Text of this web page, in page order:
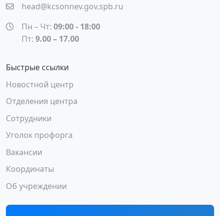
head@kcsonnev.gov.spb.ru
Пн – Чт: 09:00 - 18:00
Пт: 9.00 – 17.00
Быстрые ссылки
Новостной центр
Отделения центра
Сотрудники
Уголок профорга
Вакансии
Координаты
Об учреждении